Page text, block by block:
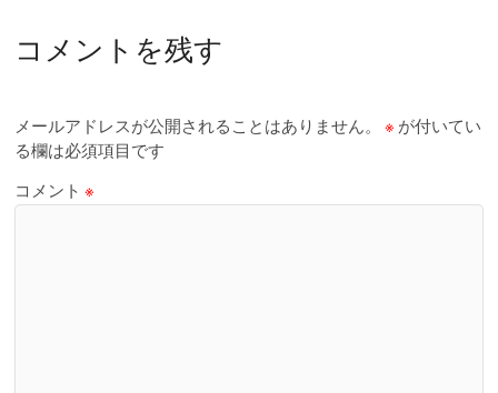
コメントを残す
メールアドレスが公開されることはありません。 ※ が付いてい
る欄は必須項目です
コメント※